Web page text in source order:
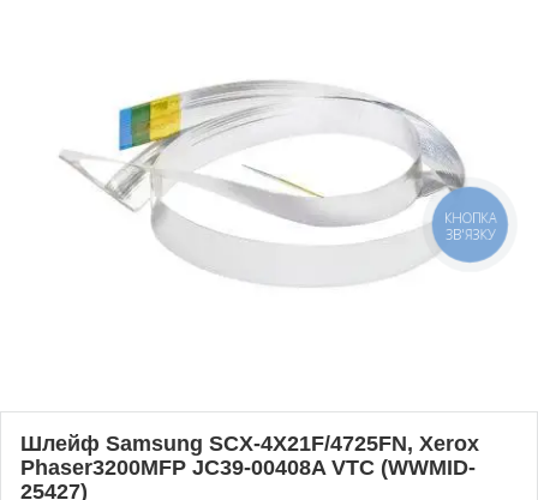
Шлейф Samsung SCX-4X21F/4725FN, Xerox
Phaser3200MFP JC39-00408A VTC (WWMID-
25427)
КНОПКА
ЗВ'ЯЗКУ